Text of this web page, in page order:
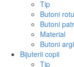
Tip
Butoni
Butoni
Material
Butoni
Bijuterii copii
Tip